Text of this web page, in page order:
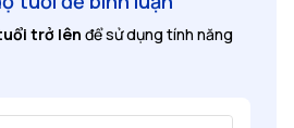
trở lên để sử dụng tính năng